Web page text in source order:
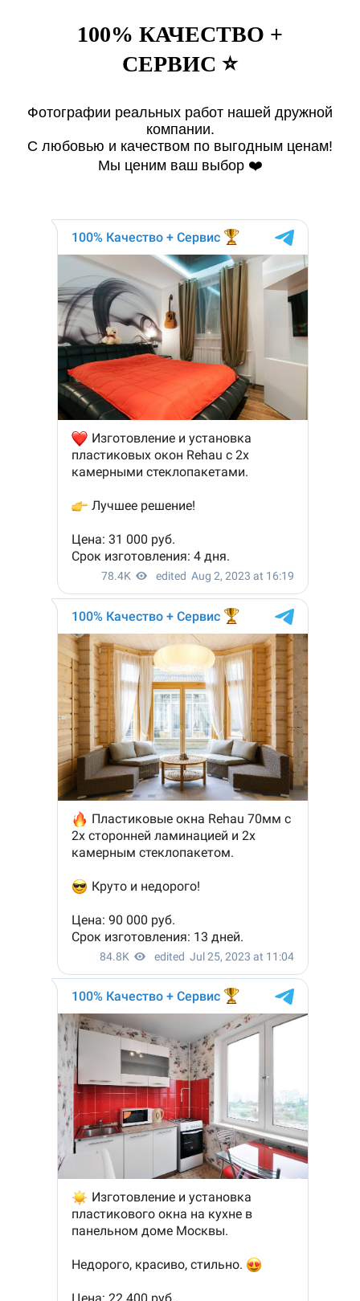
100% КАЧЕСТВО +
СЕРВИС ⭐️
Фотографии реальных работ нашей дружной
компании.
С любовью и качеством по выгодным ценам!
Мы ценим ваш выбор ❤️